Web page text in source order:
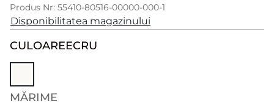
Produs Nr: 55410-80516-00000-000-1
Disponibilitatea magazinului
CULOAREECRU
MĂRIME